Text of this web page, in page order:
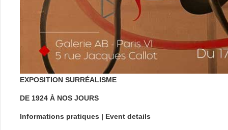
EXPOSITION SURRÉALISME
DE 1924 À NOS JOURS
Informations pratiques | Event details